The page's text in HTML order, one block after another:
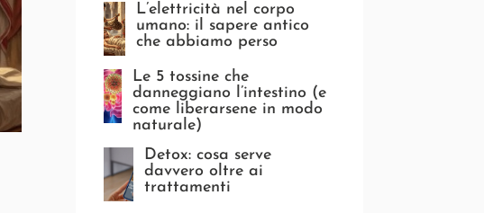
L’elettricità nel corpo
umano: il sapere antico
che abbiamo perso
Le 5 tossine che
danneggiano l’intestino (e
come liberarsene in modo
naturale)
Detox: cosa serve
davvero oltre ai
trattamenti